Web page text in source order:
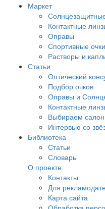
Маркет
Контактные
Оправы
Спортивные очки
Растворы и
Статьи
Оптический
Подбор очков
Оправы и
Контактные
Выбираем салон
Интервью со
Библиотека
Статьи
Словарь
О проекте
Контакты
Для
Карта сайта